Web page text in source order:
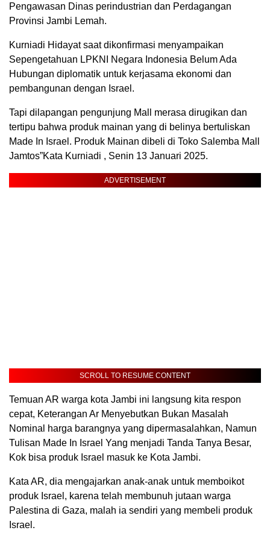
Pengawasan Dinas perindustrian dan Perdagangan
Provinsi Jambi Lemah.
Kurniadi Hidayat saat dikonfirmasi menyampaikan
Sepengetahuan LPKNI Negara Indonesia Belum Ada
Hubungan diplomatik untuk kerjasama ekonomi dan
pembangunan dengan Israel.
Tapi dilapangan pengunjung Mall merasa dirugikan dan
tertipu bahwa produk mainan yang di belinya bertuliskan
Made In Israel. Produk Mainan dibeli di Toko Salemba Mall
Jamtos”Kata Kurniadi , Senin 13 Januari 2025.
ADVERTISEMENT
SCROLL TO RESUME CONTENT
Temuan AR warga kota Jambi ini langsung kita respon
cepat, Keterangan Ar Menyebutkan Bukan Masalah
Nominal harga barangnya yang dipermasalahkan, Namun
Tulisan Made In Israel Yang menjadi Tanda Tanya Besar,
Kok bisa produk Israel masuk ke Kota Jambi.
Kata AR, dia mengajarkan anak-anak untuk memboikot
produk Israel, karena telah membunuh jutaan warga
Palestina di Gaza, malah ia sendiri yang membeli produk
Israel.